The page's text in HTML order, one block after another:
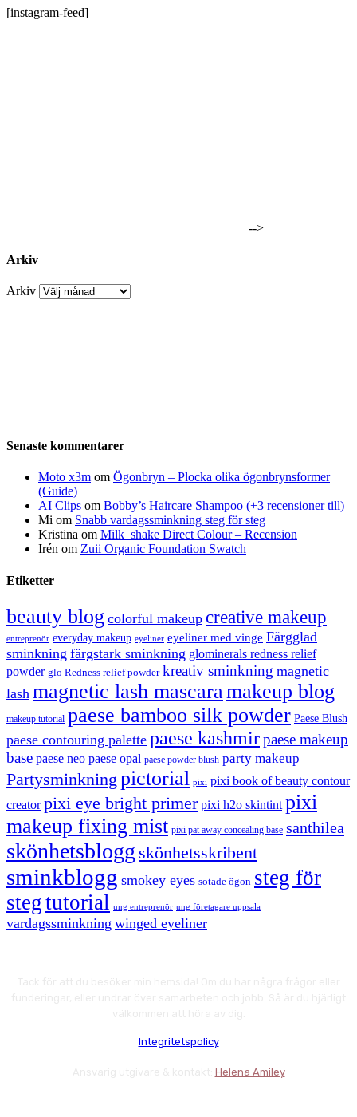
[instagram-feed]
-->
Arkiv
Arkiv
Senaste kommentarer
Moto x3m om Ögonbryn – Plocka olika ögonbrynsformer
(Guide)
AI Clips om Bobby’s Haircare Shampoo (+3 recensioner till)
Mi om Snabb vardagssminkning steg för steg
Kristina om Milk_shake Direct Colour – Recension
Irén om Zuii Organic Foundation Swatch
Etiketter
beauty blog colorful makeup creative makeup
entreprenör everyday makeup eyeliner eyeliner med vinge Färgglad
sminkning färgstark sminkning glominerals redness relief
powder glo Redness relief powder kreativ sminkning magnetic
lash magnetic lash mascaramakeup blog
makeup tutorial paese bamboo silk powder Paese Blush
paese contouring palette paese kashmirpaese makeup
base paese neo paese opal paese powder blush party makeup
Partysminkning pictorial pixi pixi book of beauty contour
creator pixi eye bright primer pixi h2o skintint pixi
makeup fixing mist pixi pat away concealing base santhilea
skönhetsblogg skönhetsskribent
sminkblogg smokey eyes sotade ögon steg för
stegtutorial ung entreprenör ung företagare uppsala
vardagssminkning winged eyeliner
Integritetspolicy
Helena Amiley